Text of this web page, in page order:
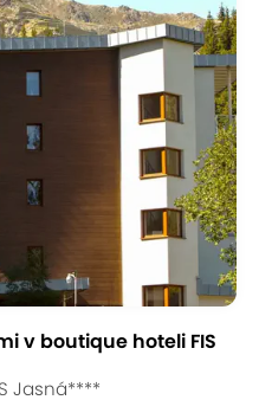
v boutique hoteli FIS
Jasná****